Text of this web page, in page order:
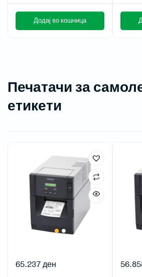
Додај во кошница
Печатачи за
етикети
65.237ден